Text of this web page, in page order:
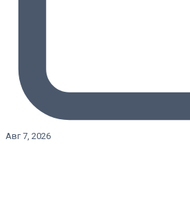
Авг 7, 2026